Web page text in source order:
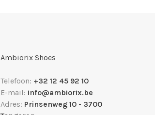
Ambiorix Shoes
Telefoon: +32 12 45 92 10
E-mail: info@ambiorix.be
Adres: Prinsenweg 10 - 3700